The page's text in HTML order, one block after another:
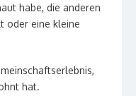
habe, die anderen
oder eine kleine
hat.